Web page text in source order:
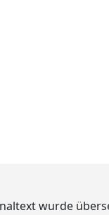
wurde